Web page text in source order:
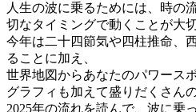
人生の波に乗るためには、時の
切なタイミングで動くことが大切
今年は二十四節気や四柱推命、
ることに加え、
世界地図からあなたのパワース
グラフィも加えて盛りだくさんの
2025年の流れを読んで、波に乗